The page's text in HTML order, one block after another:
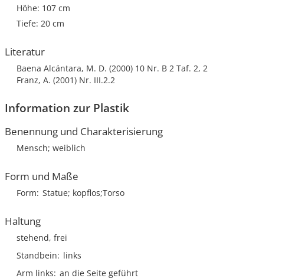
Höhe: 107 cm
Tiefe: 20 cm
Literatur
Baena Alcántara, M. D. (2000) 10 Nr. B 2 Taf. 2, 2
Franz, A. (2001) Nr. III.2.2
Information zur Plastik
Benennung und Charakterisierung
Mensch; weiblich
Form und Maße
Form Statue; kopflos;Torso
Haltung
stehend, frei
Standbein
links
Arm links an die Seite geführt